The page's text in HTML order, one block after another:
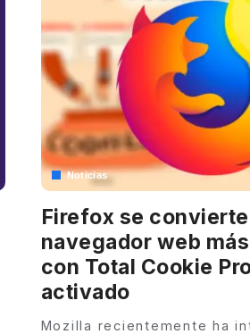
Noticias
Firefox se
navegador web
con Total Cookie
activado
Mozilla recientemente ha